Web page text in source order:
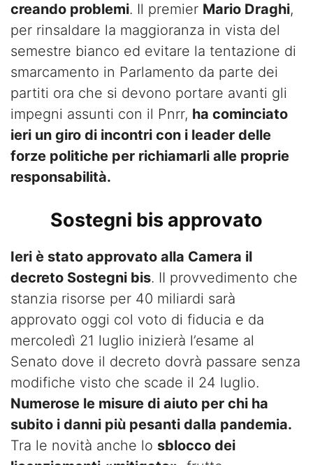
creando problemi. Il premier Mario Draghi,
per rinsaldare la maggioranza in vista del
semestre bianco ed evitare la tentazione di
smarcamento in Parlamento da parte dei
partiti ora che si devono portare avanti gli
impegni assunti con il Pnrr, ha cominciato
ieri un giro di incontri con i leader delle
forze politiche per richiamarli alle proprie
responsabilità.
Sostegni bis approvato
Ieri è stato approvato alla Camera il
decreto Sostegni bis. II provvedimento che
stanzia risorse per 40 miliardi sarà
approvato oggi col voto di fiducia e da
mercoledì 21 luglio inizierà l’esame al
Senato dove il decreto dovrà passare senza
modifiche visto che scade il 24 luglio.
Numerose le misure di aiuto per chi ha
subito i danni più pesanti dalla pandemia.
Tra le novità anche lo sblocco dei